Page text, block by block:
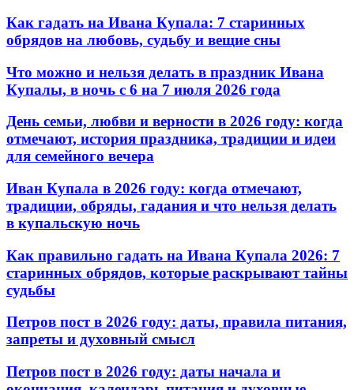
Как гадать на Ивана Купала: 7 старинных
обрядов на любовь, судьбу и вещие сны
Что можно и нельзя делать в праздник Ивана
Купалы, в ночь с 6 на 7 июля 2026 года
День семьи, любви и верности в 2026 году: когда
отмечают, история праздника, традиции и идеи
для семейного вечера
Иван Купала в 2026 году: когда отмечают,
традиции, обряды, гадания и что нельзя делать
в купальскую ночь
Как правильно гадать на Ивана Купала 2026: 7
старинных обрядов, которые раскрывают тайны
судьбы
Петров пост в 2026 году: даты, правила питания,
запреты и духовный смысл
Петров пост в 2026 году: даты начала и